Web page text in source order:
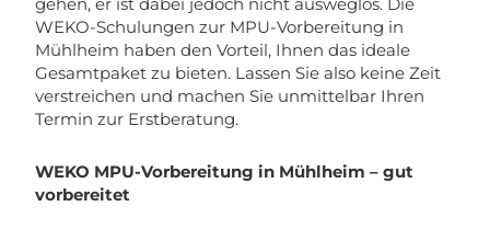
gehen, er ist dabei jedoch nicht ausweglos. Die
WEKO-Schulungen zur MPU-Vorbereitung in
Mühlheim haben den Vorteil, Ihnen das ideale
Gesamtpaket zu bieten. Lassen Sie also keine Zeit
verstreichen und machen Sie unmittelbar Ihren
Termin zur Erstberatung.
WEKO MPU-Vorbereitung in Mühlheim – gut
vorbereitet